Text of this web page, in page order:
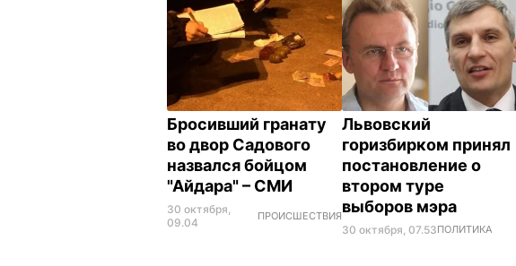
Бросивший гранату
во двор Садового
назвался бойцом
"Айдара" – СМИ
30 октября,
09.04
ПРОИСШЕСТВИЯ
Львовский
горизбирком принял
постановление о
втором туре
выборов мэра
30 октября, 07.53ПОЛИТИКА